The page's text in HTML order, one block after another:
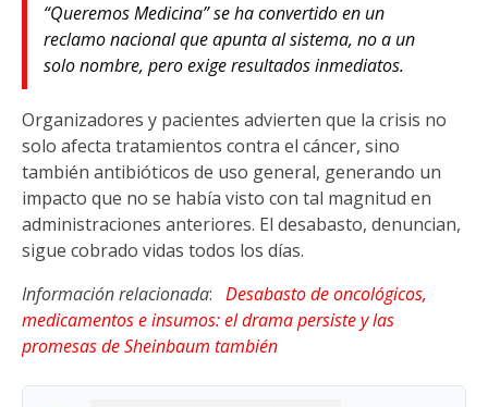
“Queremos Medicina” se ha convertido en un
reclamo nacional que apunta al sistema, no a un
solo nombre, pero exige resultados inmediatos.
Organizadores y pacientes advierten que la crisis no
solo afecta tratamientos contra el cáncer, sino
también antibióticos de uso general, generando un
impacto que no se había visto con tal magnitud en
administraciones anteriores. El desabasto, denuncian,
sigue cobrado vidas todos los días.
Información relacionada: Desabasto de oncológicos,
medicamentos e insumos: el drama persiste y las
promesas de Sheinbaum también